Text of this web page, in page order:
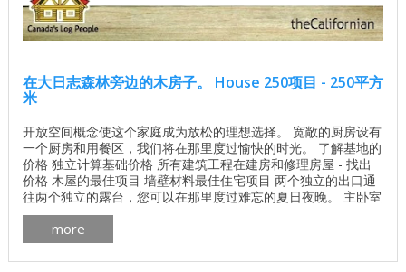
在大日志森林旁边的木房子。 House 250项目 - 250平方
米
开放空间概念使这个家庭成为放松的理想选择。 宽敞的厨房设有
一个厨房和用餐区，我们将在那里度过愉快的时光。 了解基地的
价格 独立计算基础价格 所有建筑工程在建房和修理房屋 - 找出
价格 木屋的最佳项目 墙壁材料最佳住宅项目 两个独立的出口通
往两个独立的露台，您可以在那里度过难忘的夏日夜晚。 主卧室
配有水力按摩浴缸和独立淋浴。有遮盖的行人将主屋与三车车库
连接起来。您可以在美丽的木屋中享受舒适的住宿。 木材： 加
拿大雪松 ， 松树 ， 云杉 或 冷杉 。 计划加拿大房子加州人pdf
下载 ...
more